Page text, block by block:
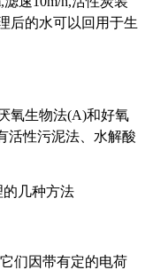
后的水可以回用于生
氧生物法(A)和好氧
活性污泥法、水解酸
们因带有定的电荷